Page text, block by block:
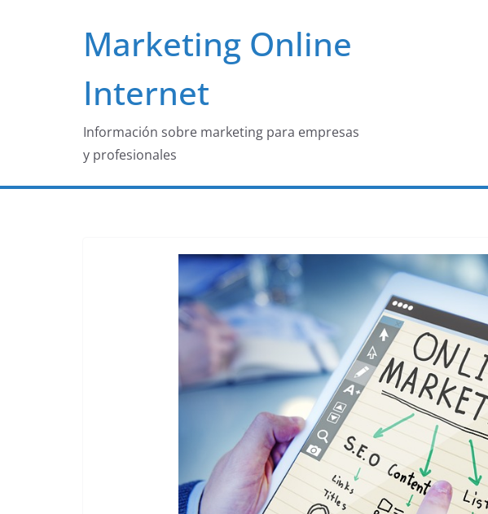
Marketing Online
Internet
Información sobre marketing para empresas
y profesionales